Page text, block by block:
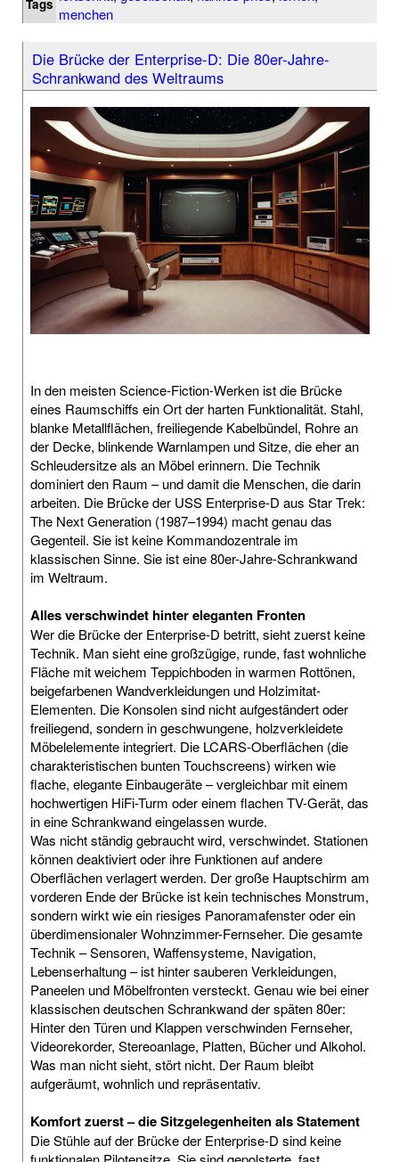
Tags
menchen
Die Brücke der Enterprise-D: Die 80er-Jahre-
Schrankwand des Weltraums
In den meisten Science-Fiction-Werken ist die Brücke
eines Raumschiffs ein Ort der harten Funktionalität. Stahl,
blanke Metallflächen, freiliegende Kabelbündel, Rohre an
der Decke, blinkende Warnlampen und Sitze, die eher an
Schleudersitze als an Möbel erinnern. Die Technik
dominiert den Raum – und damit die Menschen, die darin
arbeiten. Die Brücke der USS Enterprise-D aus Star Trek:
The Next Generation (1987–1994) macht genau das
Gegenteil. Sie ist keine Kommandozentrale im
klassischen Sinne. Sie ist eine 80er-Jahre-Schrankwand
im Weltraum.
Alles verschwindet hinter eleganten Fronten
Wer die Brücke der Enterprise-D betritt, sieht zuerst keine
Technik. Man sieht eine großzügige, runde, fast wohnliche
Fläche mit weichem Teppichboden in warmen Rottönen,
beigefarbenen Wandverkleidungen und Holzimitat-
Elementen. Die Konsolen sind nicht aufgeständert oder
freiliegend, sondern in geschwungene, holzverkleidete
Möbelelemente integriert. Die LCARS-Oberflächen (die
charakteristischen bunten Touchscreens) wirken wie
flache, elegante Einbaugeräte – vergleichbar mit einem
hochwertigen HiFi-Turm oder einem flachen TV-Gerät, das
in eine Schrankwand eingelassen wurde.
Was nicht ständig gebraucht wird, verschwindet. Stationen
können deaktiviert oder ihre Funktionen auf andere
Oberflächen verlagert werden. Der große Hauptschirm am
vorderen Ende der Brücke ist kein technisches Monstrum,
sondern wirkt wie ein riesiges Panoramafenster oder ein
überdimensionaler Wohnzimmer-Fernseher. Die gesamte
Technik – Sensoren, Waffensysteme, Navigation,
Lebenserhaltung – ist hinter sauberen Verkleidungen,
Paneelen und Möbelfronten versteckt. Genau wie bei einer
klassischen deutschen Schrankwand der späten 80er:
Hinter den Türen und Klappen verschwinden Fernseher,
Videorekorder, Stereoanlage, Platten, Bücher und Alkohol.
Was man nicht sieht, stört nicht. Der Raum bleibt
aufgeräumt, wohnlich und repräsentativ.
Komfort zuerst – die Sitzgelegenheiten als Statement
Die Stühle auf der Brücke der Enterprise-D sind keine